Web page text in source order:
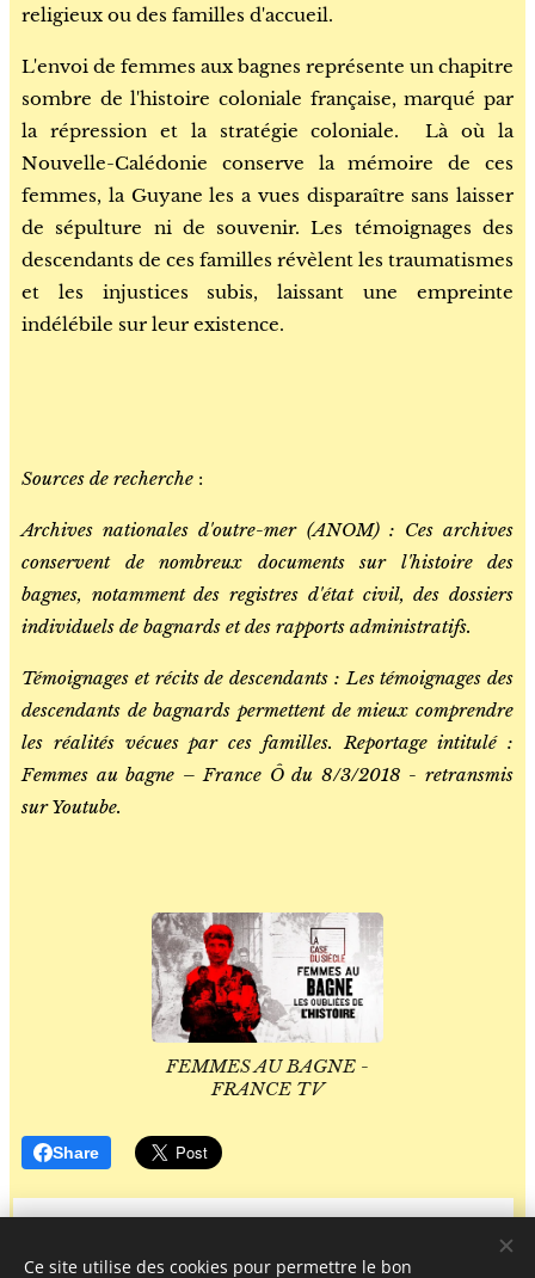
religieux ou des familles d'accueil.
L'envoi de femmes aux bagnes représente un chapitre
sombre de l'histoire coloniale française, marqué par
la répression et la stratégie coloniale.Là où la
Nouvelle-Calédonie conserve la mémoire de ces
femmes, la Guyane les a vues disparaître sans laisser
de sépulture ni de souvenir.Les témoignages des
descendants de ces familles révèlent les traumatismes
et les injustices subis, laissant une empreinte
indélébile sur leur existence.
Sources de recherche :
Archives nationales d'outre-mer (ANOM) : Ces archives
conservent de nombreux documents sur l'histoire des
bagnes, notamment des registres d'état civil, des dossiers
individuels de bagnards et des rapports administratifs.
Témoignages et récits de descendants : Les témoignages des
descendants de bagnards permettent de mieux comprendre
les réalités vécues par ces familles. Reportage intitulé :
Femmes au bagne – France Ô du 8/3/2018 - retransmis
sur Youtube.
FEMMES AU BAGNE -
FRANCE TV
Share
Ce site utilise des cookies pour permettre le bon